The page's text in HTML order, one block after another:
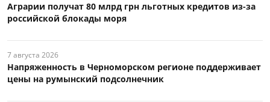
Аграрии получат 80 млрд грн льготных кредитов из-за
российской блокады моря
7 августа 2026
Напряженность в Черноморском регионе поддерживает
цены на румынский подсолнечник